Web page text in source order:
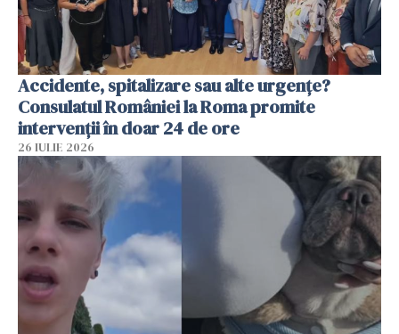
Accidente, spitalizare sau alte urgențe?
Consulatul României la Roma promite
intervenții în doar 24 de ore
26 IULIE 2026